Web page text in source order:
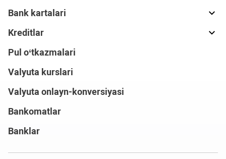
Bank kartalari
Kreditlar
Pul o‘tkazmalari
Valyuta kurslari
Valyuta onlayn-konversiyasi
Bankomatlar
Banklar